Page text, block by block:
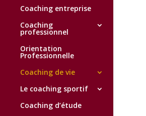
Coaching entreprise
Coaching
professionnel
Orientation
Professionnelle
Coaching de vie
Le coaching sportif
Coaching d’étude